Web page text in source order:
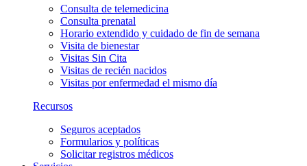
Consulta de telemedicina
Consulta prenatal
Horario extendido y cuidado de fin de semana
Visita de bienestar
Visitas Sin Cita
Visitas de recién nacidos
Visitas por enfermedad el mismo día
Recursos
Seguros aceptados
Formularios y políticas
Solicitar registros médicos